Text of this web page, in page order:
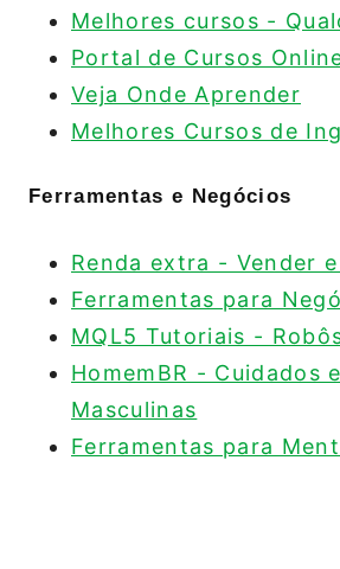
Melhores cursos -
Portal de Cursos
Veja Onde Aprender
Melhores Cursos de
Ferramentas e Negócios
Renda extra - Vender
Ferramentas para
MQL5 Tutoriais -
HomemBR - Cuidados
Masculinas
Ferramentas para